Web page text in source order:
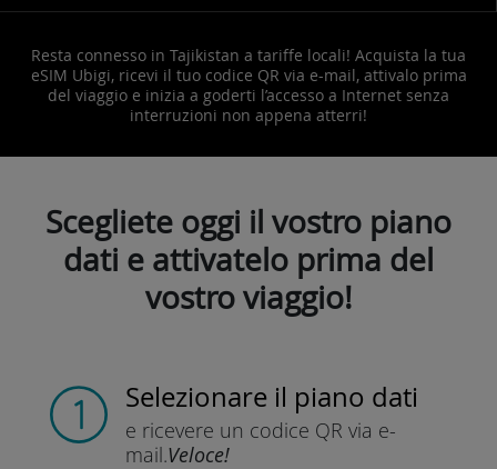
Resta connesso in Tajikistan a tariffe locali! Acquista la tua
eSIM Ubigi, ricevi il tuo codice QR via e-mail, attivalo prima
del viaggio e inizia a goderti l’accesso a Internet senza
interruzioni non appena atterri!
Scegliete oggi il vostro piano
dati e attivatelo prima del
vostro viaggio!
Selezionare il piano dati
e ricevere un codice QR via e-
mail.Veloce!